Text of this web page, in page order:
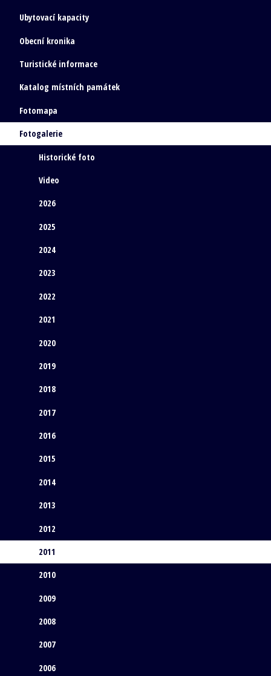
Ubytovací kapacity
Obecní kronika
Turistické informace
Katalog místních památek
Fotomapa
Fotogalerie
Historické foto
Video
2026
2025
2024
2023
2022
2021
2020
2019
2018
2017
2016
2015
2014
2013
2012
2011
2010
2009
2008
2007
2006